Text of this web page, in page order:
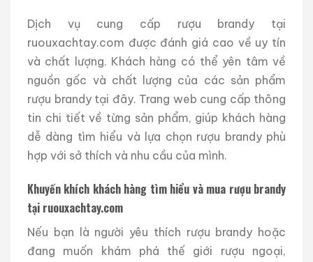
Dịch vụ cung cấp rượu brandy tại
ruouxachtay.com được đánh giá cao về uy tín
và chất lượng. Khách hàng có thể yên tâm về
nguồn gốc và chất lượng của các sản phẩm
rượu brandy tại đây. Trang web cung cấp thông
tin chi tiết về từng sản phẩm, giúp khách hàng
dễ dàng tìm hiểu và lựa chọn rượu brandy phù
hợp với sở thích và nhu cầu của mình.
Khuyến khích khách hàng tìm hiểu và mua rượu brandy
tại ruouxachtay.com
Nếu bạn là người yêu thích rượu brandy hoặc
đang muốn khám phá thế giới rượu ngoại,